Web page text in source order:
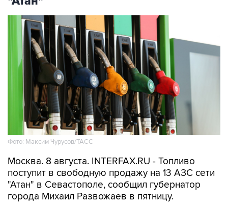
Фото: Максим Чурусов/ТАСС
Москва. 8 августа. INTERFAX.RU - Топливо
поступит в свободную продажу на 13 АЗС сети
"Атан" в Севастополе, сообщил губернатор
города Михаил Развожаев в пятницу.